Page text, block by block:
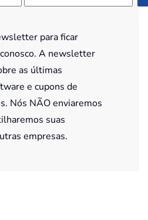
para ficar
A newsletter
as últimas
e cupons de
Nós NÃO enviaremos
suas
empresas.